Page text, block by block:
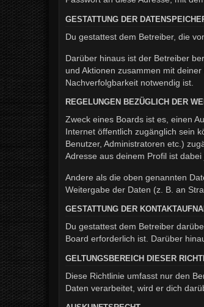
GESTATTUNG DER
Du gestattest dem Betreiber, die
Darüber hinaus ist der Betreiber
und Aktionen zusammen mit
Nachverfolgbarkeit notwendig ist.
REGELUNGEN BEZÜGLICH DER
Zweck eines Boards ist es, einen
Internet öffentlich zugänglich sein
Benutzer, Administratoren etc.)
Adresse aus deinem Profil ist
Andere als die oben genannten
Weitergabe der Daten (z. B. an
GESTATTUNG DER
Du gestattest dem Betreiber
Board erforderlich ist. Darüber
GELTUNGSBEREICH DIESER
Diese Richtlinie umfasst nur den
Daten verarbeitet, wird er dich